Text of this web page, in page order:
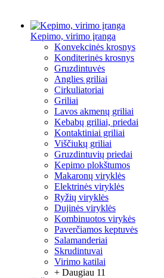
Kepimo, virimo įranga
Konvekcinės krosnys
Konditerinės krosnys
Gruzdintuvės
Anglies griliai
Cirkuliatoriai
Griliai
Lavos akmenų griliai
Kebabų griliai, priedai
Kontaktiniai griliai
Viščiukų griliai
Gruzdintuvių priedai
Kepimo plokštumos
Makaronų viryklės
Elektrinės viryklės
Ryžių viryklės
Dujinės viryklės
Kombinuotos virykės
Paverčiamos keptuvės
Salamanderiai
Skrudintuvai
Virimo katilai
+ Daugiau 11